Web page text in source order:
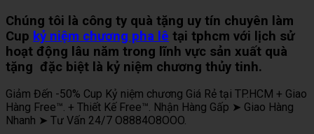
Chúng tôi là công ty quà tặng uy tín chuyên làm
Cup kỷ niệm chương pha lê tại tphcm với lịch sử
hoạt động lâu năm trong lĩnh vực sản xuất quà
tặng đặc biệt là kỷ niệm chương thủy tinh.
Giảm Đến -50% Cup Kỷ niệm chương Giá Rẻ tại TP.HCM + Giao
Hàng Free™. + Thiết Kế Free™. Nhận Hàng Gấp ➤ Giao Hàng
Nhanh ➤ Tư Vấn 24/7 O8884O8OOO.